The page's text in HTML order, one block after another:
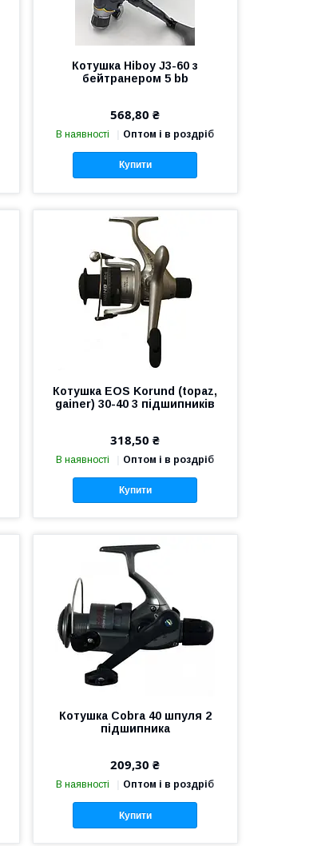
Котушка Hiboy J3-60 з
бейтранером 5 bb
568,80 ₴
В наявності Оптом і в роздріб
Купити
Котушка EOS Korund (topaz,
gainer) 30-40 3 підшипників
318,50 ₴
В наявності Оптом і в роздріб
Купити
Котушка Cobra 40 шпуля 2
підшипника
209,30 ₴
В наявності Оптом і в роздріб
Купити